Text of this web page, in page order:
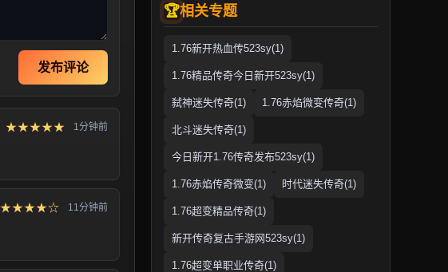
发布评论
★★★★★ 1分钟前
★★★★☆ 11分钟前
相关专题
1.76新开热血传523sy(1)
1.76精品传奇今日新开523sy(1)
弑神迷失传奇(1) 1.76赤焰微变传奇(1)
北斗迷失传奇(1)
今日新开1.76传奇发布523sy(1)
1.76赤焰传奇微变(1) 时代迷失传奇(1)
1.76超变精品传奇(1)
新开传奇复古手游网523sy(1)
1.76超变单职业传奇(1)